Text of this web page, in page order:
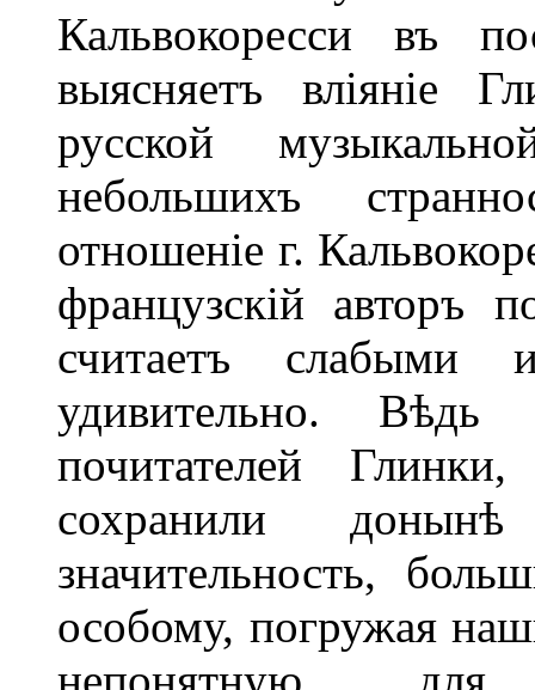
Кальвокоресси въ
выясняетъ вліяніе
русской
небольшихъ
отношеніе г.
французскій авторъ
считаетъ
удивительно.
почитателей
сохранили
значительность,
особому, погружая